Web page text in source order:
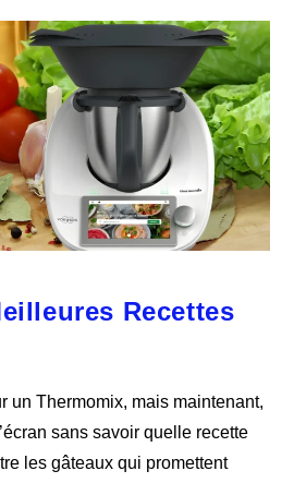
Recettes
un Thermomix, mais maintenant,
sans savoir quelle recette
les gâteaux qui promettent